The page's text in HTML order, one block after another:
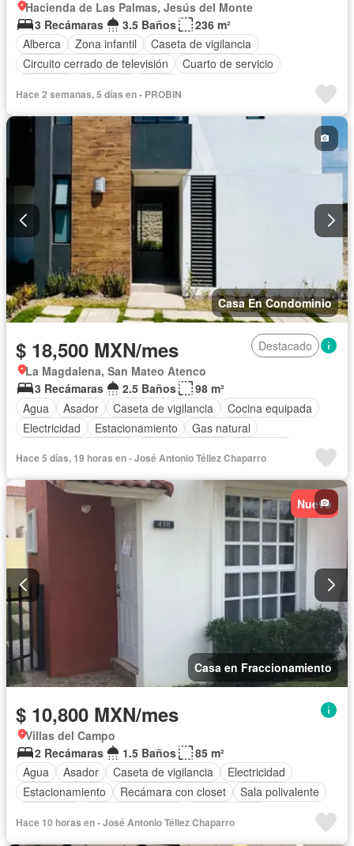
Hacienda de Las Palmas, Jesús del Monte
3 Recámaras
3.5 Baños
236 m²
Alberca
Zona infantil
Caseta de vigilancia
Circuito cerrado de televisión
Cuarto de servicio
Hace 2 semanas, 5 días en - PROBIN
Casa En Condominio
$ 18,500 MXN/mes
Destacado
La Magdalena, San Mateo Atenco
3 Recámaras
2.5 Baños
98 m²
Agua
Asador Caseta de vigilancia
Cocina equipada
Electricidad
Estacionamiento
Gas natural
Permite mascotas
Sin amueblar
Hace 5 días, 19 horas en - José Antonio Téllez Chaparro
Nuevo
Casa en Fraccionamiento
$ 10,800 MXN/mes
Villas del Campo
2 Recámaras
1.5 Baños
85 m²
Agua
Asador Caseta de vigilancia
Electricidad
Estacionamiento
Recámara con closet
Sala polivalente
Hace 10 horas en - José Antonio Téllez Chaparro